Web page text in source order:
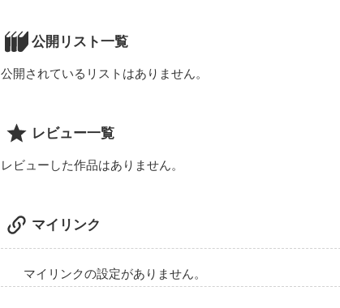
そんな私が恋をした。
公開リスト一覧
公開されているリストはありません。
レビュー一覧
レビューした作品はありません。
マイリンク
マイリンクの設定がありません。